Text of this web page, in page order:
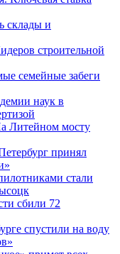
склады и
строительной
семейные забеги
наук в
Литейном мосту
принял
стали
сбили 72
спустили на воду